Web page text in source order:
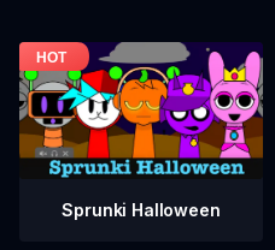
Sprunki Halloween